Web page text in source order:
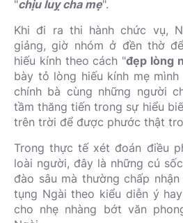
"chịu luỵ cha mẹ".
Khi đi ra thi hành chức vụ,
giảng, giờ nhóm ở đền thờ
hiếu kính theo cách "đẹp lòng
bày tỏ lòng hiếu kính mẹ
chính bà cùng những người
tầm thăng tiến trong sự hiểu
trên trời để được phước thật
Trong thực tế xét đoán điều
loài người, đây là những cú
đào sâu mà thường chấp
tụng Ngài theo kiểu diễn ý
cho nhẹ nhàng bớt văn